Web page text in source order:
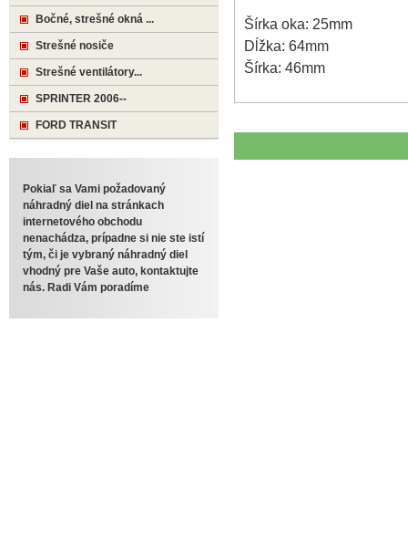
Šírka oka: 25mm
Dĺžka: 64mm
Šírka: 46mm
Bočné, strešné okná ...
Strešné nosiče
Strešné ventilátory...
SPRINTER 2006--
FORD TRANSIT
Pokiaľ sa Vami požadovaný
náhradný diel na stránkach
internetového obchodu
nenachádza, prípadne si nie ste istí
tým, či je vybraný náhradný diel
vhodný pre Vaše auto, kontaktujte
nás. Radi Vám poradíme